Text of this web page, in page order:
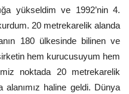
yükseldim ve 1992’nin 4.
20 metrekarelik alanda
180 ülkesinde bilinen ve
hem kurucusuyum hem
noktada 20 metrekarelik
haline geldi. Dünya